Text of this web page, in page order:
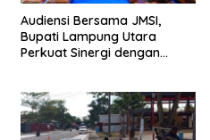
Audiensi Bersama JMSI,
Bupati Lampung Utara
Perkuat Sinergi dengan